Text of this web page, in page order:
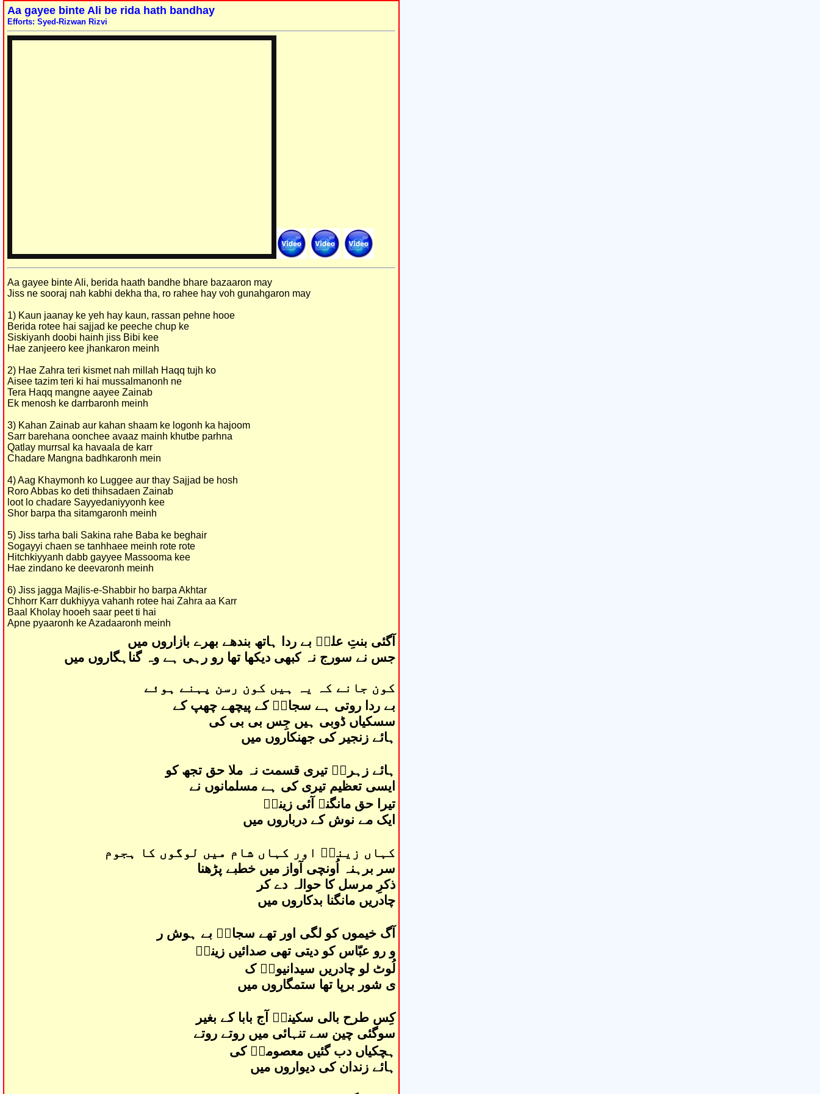
Aa gayee binte Ali be rida hath bandhay
Efforts: Syed-Rizwan Rizvi
Aa gayee binte Ali, berida haath bandhe bhare bazaaron may
Jiss ne sooraj nah kabhi dekha tha, ro rahee hay voh gunahgaron may
1) Kaun jaanay ke yeh hay kaun, rassan pehne hooe
Berida rotee hai sajjad ke peeche chup ke
Siskiyanh doobi hainh jiss Bibi kee
Hae zanjeero kee jhankaron meinh
2) Hae Zahra teri kismet nah millah Haqq tujh ko
Aisee tazim teri ki hai mussalmanonh ne
Tera Haqq mangne aayee Zainab
Ek menosh ke darrbaronh meinh
3) Kahan Zainab aur kahan shaam ke logonh ka hajoom
Sarr barehana oonchee avaaz mainh khutbe parhna
Qatlay murrsal ka havaala de karr
Chadare Mangna badhkaronh mein
4) Aag Khaymonh ko Luggee aur thay Sajjad be hosh
Roro Abbas ko deti thihsadaen Zainab
loot lo chadare Sayyedaniyyonh kee
Shor barpa tha sitamgaronh meinh
5) Jiss tarha bali Sakina rahe Baba ke beghair
Sogayyi chaen se tanhhaee meinh rote rote
Hitchkiyyanh dabb gayyee Massooma kee
Hae zindano ke deevaronh meinh
6) Jiss jagga Majlis-e-Shabbir ho barpa Akhtar
Chhorr Karr dukhiyya vahanh rotee hai Zahra aa Karr
Baal Kholay hooeh saar peet ti hai
Apne pyaaronh ke Azadaaronh meinh
آگئی بنتِ علیؑ بے ردا ہاتھ بندھے بھرے بازاروں میں
جس نے سورج نہ کبھی دیکھا تھا رو رہی ہے وہ گناہگاروں میں
کون جانے کہ یہ ہیں کون رسن پہنے ہوئے
بے ردا روتی ہے سجادؑ کے پیچھے چھپ کے
سسکیاں ڈوبی ہیں جِس بی بی کی
ہائے زنجیر کی جھنکاروں میں
ہائے زہراؑ تیری قسمت نہ ملا حق تجھ کو
ایسی تعظیم تیری کی ہے مسلمانوں نے
تیرا حق مانگنے آئی زینبؑ
ایک مے نوش کے درباروں میں
کہاں زینبؑ اور کہاں شام میں لوگوں کا ہجوم
سر برہنہ اُونچی آواز میں خطبے پڑھنا
ذکرِ مرسل کا حوالہ دے کر
چادریں مانگنا بدکاروں میں
آگ خیموں کو لگی اور تھے سجادؑ بے ہوش ر
و رو عبّاس کو دیتی تھی صدائیں زینبؑ
لُوٹ لو چادریں سیدانیوںؑ ک
ی شور برپا تھا ستمگاروں میں
کِس طرح بالی سکینہؑ آج بابا کے بغیر
سوگئی چین سے تنہائی میں روتے روتے
ہچکیاں دب گئیں معصومہؑ کی
ہائے زندان کی دیواروں میں